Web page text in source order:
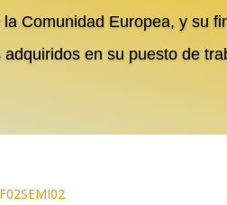
Comunidad Europea, y su
en su puesto de
F02SEMI02